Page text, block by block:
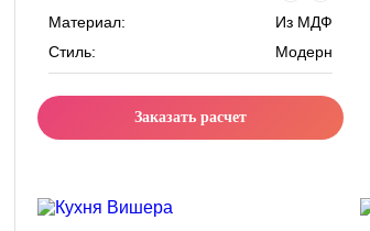
Материал:
Из МДФ
Стиль:
Модерн
Заказать расчет